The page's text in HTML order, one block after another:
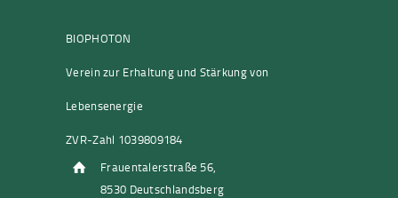
BIOPHOTON
Verein zur Erhaltung und Stärkung von
Lebensenergie
ZVR-Zahl 1039809184
Frauentalerstraße 56,
8530 Deutschlandsberg